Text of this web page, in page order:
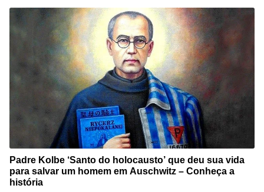
Padre Kolbe ‘Santo do holocausto’ que deu sua vida
para salvar um homem em Auschwitz – Conheça a
história